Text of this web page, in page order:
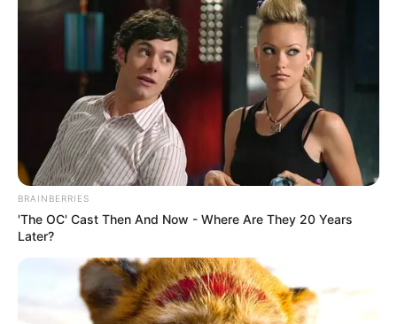
BRAINBERRIES
'The OC' Cast Then And Now - Where Are They 20 Years
Later?